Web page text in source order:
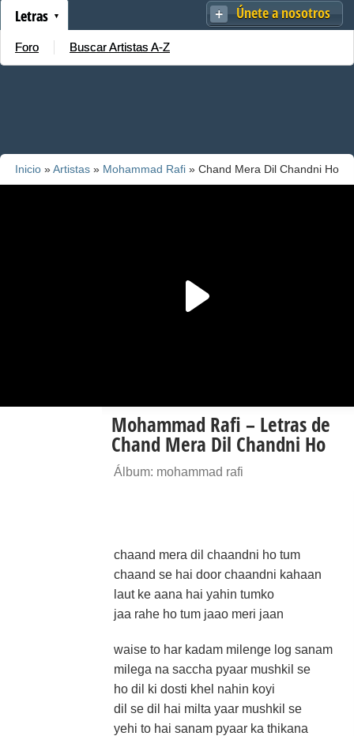
Únete a nosotros
Letras
Foro Buscar Artistas A-Z
Inicio »Artistas » Mohammad Rafi » Chand Mera Dil Chandni Ho
Mohammad Rafi – Letras de
Chand Mera Dil Chandni Ho
Álbum: mohammad rafi
chaand mera dil chaandni ho tum
chaand se hai door chaandni kahaan
laut ke aana hai yahin tumko
jaa rahe ho tum jaao meri jaan
waise to har kadam milenge log sanam
milega na saccha pyaar mushkil se
ho dil ki dosti khel nahin koyi
dil se dil hai milta yaar mushkil se
yehi to hai sanam pyaar ka thikana